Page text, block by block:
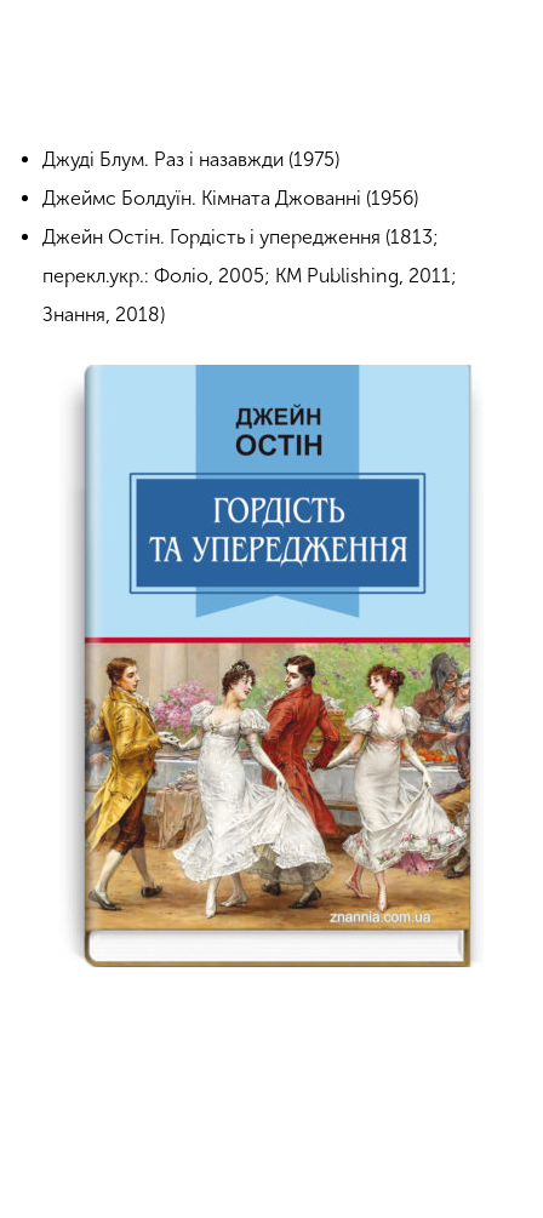
Джуді Блум. Раз і назавжди (1975)
Джеймс Болдуїн. Кімната Джованні (1956)
Джейн Остін. Гордість і упередження (1813;
перекл.укр.: Фоліо, 2005; КM Publishing, 2011;
Знання, 2018)